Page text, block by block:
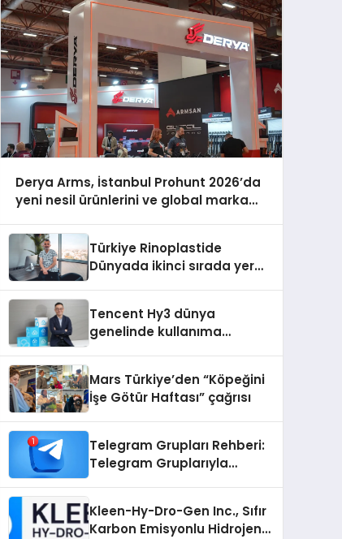
Derya Arms, İstanbul Prohunt 2026’da
yeni nesil ürünlerini ve global marka
Türkiye Rinoplastide
Dünyada ikinci sırada yer
Tencent Hy3 dünya
genelinde kullanıma
Mars Türkiye’den “Köpeğini
İşe Götür Haftası” çağrısı
Telegram Grupları Rehberi:
Telegram Gruplarıyla
Kleen-Hy-Dro-Gen Inc., Sıfır
Karbon Emisyonlu Hidrojen